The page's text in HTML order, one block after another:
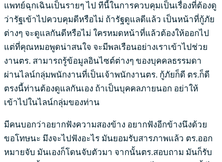
แพทย์ฉุกเฉินเป็นรายๆ ไป ทีนี้ในการควบคุมเป็นเรื่องที่ต้องดู
ว่ารัฐเข้าไปควบคุมดีหรือไม่ ถ้ารัฐดูแลดีแล้ว เป็นหน้าที่กู้ภัย
ต่างๆ จะดูแลกันดีหรือไม่ ใครหมดหน้าที่แล้วต้องให้ออกไป
แต่ที่คุณหมอพูดน่าสนใจ จะมีพลเรือนอย่างเราเข้าไปช่วย
งานตร. สามารถรู้ข้อมูลอินไซต์ต่างๆ ของบุคคลธรรมดา
ผ่านไลน์กลุ่มพนักงานที่เป็นเจ้าพนักงานตร. กู้ภัยก็ดี ตร.ก็ดี
ตรงนี้ท่านต้องดูแลกันเอง ถ้าเป็นบุคคลภายนอก อย่าให้
เข้าไปในไลน์กลุ่มของท่าน
มีคนบอกว่าอยากฟังความสองข้าง อยากฟังอีกข้างนึงด้วย
ขอโทษนะ มึงจะไปฟังอะไร มันยอมรับสารภาพแล้ว ตร.ออก
หมายจับ มันเองก็โดนจับตัวมา จากนั้นตร.สอบถาม มันก็รับ